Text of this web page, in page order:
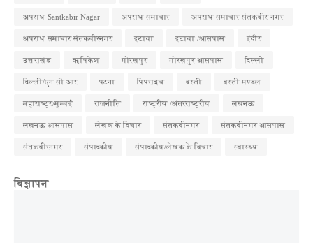
अपराध Santkabir Nagar अपराध समाचार अपराध समाचार संतकबीर नगर
अपराध समाचार संतकबीरनगर इटावा इटावा /आसपास इंदौर
उत्तराखंड ऋषिकेश गोरखपुर गोरखपुर आसपास दिल्ली
दिल्ली/एन सी आर पटना पिपराइच बस्ती बस्ती मण्डल
महाराष्ट्र/मुम्बई राजनीति राष्ट्रीय /अंतरराष्ट्रीय लखनऊ
लखनऊ आसपास लेखक के विचार संतकबीनगर संतकबीनगर आसपास
संतकबीरनगर संपादकीय संपादकीय/लेखक के विचार स्वास्थ्य
विज्ञापन